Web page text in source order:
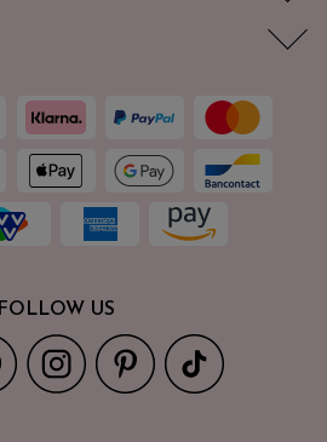
FOLLOW US